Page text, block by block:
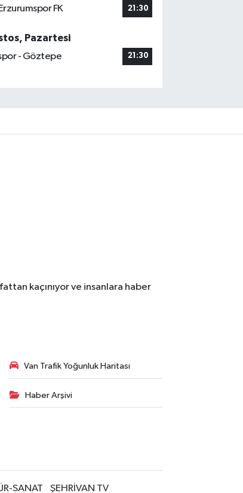
FK 21:30
Pazartesi
- Göztepe
21:30
kaçınıyor ve insanlara haber
Van Trafik Yoğunluk Haritası
Haber Arşivi
SANAT ŞEHRİVAN TV